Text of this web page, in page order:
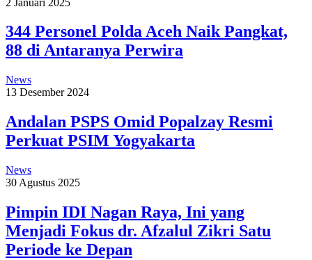
344 Personel Polda Aceh Naik Pangkat,
88 di Antaranya Perwira
News
13 Desember 2024
Andalan PSPS Omid Popalzay Resmi
Perkuat PSIM Yogyakarta
News
30 Agustus 2025
Pimpin IDI Nagan Raya, Ini yang
Menjadi Fokus dr. Afzalul Zikri Satu
Periode ke Depan